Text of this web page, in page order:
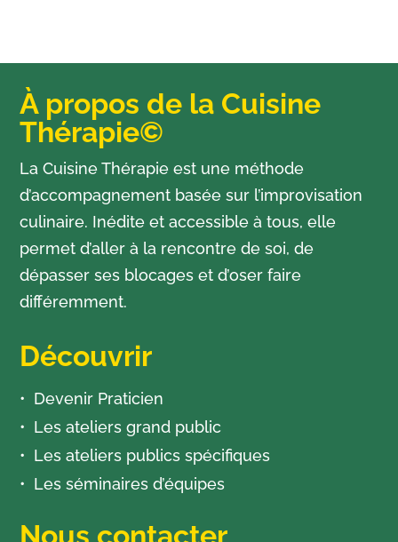
À propos de la Cuisine
Thérapie©
La Cuisine Thérapie est une méthode
d’accompagnement basée sur l’improvisation
culinaire. Inédite et accessible à tous, elle
permet d’aller à la rencontre de soi, de
dépasser ses blocages et d’oser faire
différemment.
Découvrir
Devenir Praticien
Les ateliers grand public
Les ateliers publics spécifiques
Les séminaires d’équipes
Nous contacter